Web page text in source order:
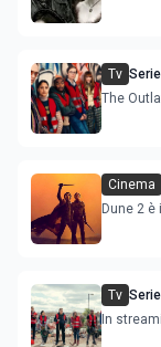
Tv
The
Cinema
Dune 2
Tv
In